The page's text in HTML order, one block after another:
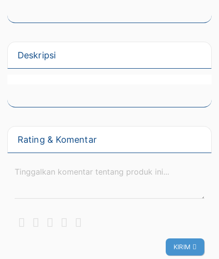
Deskripsi
Rating & Komentar
KIRIM